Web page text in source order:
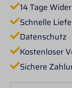
14 Tage
Schnelle
Datenschutz
Kostenloser
Sichere